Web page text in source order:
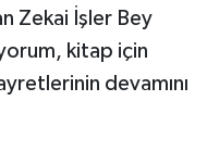
Zekai İşler Bey
kitap için
devamını